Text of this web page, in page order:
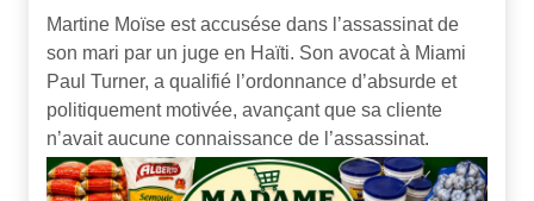
Martine Moïse est accusése dans l’assassinat de
son mari par un juge en Haïti. Son avocat à Miami
Paul Turner, a qualifié l’ordonnance d’absurde et
politiquement motivée, avançant que sa cliente
n’avait aucune connaissance de l’assassinat.